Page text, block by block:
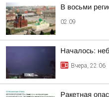
В восьми
02:09
Началось:
Вчера, 22:06
Ракетная